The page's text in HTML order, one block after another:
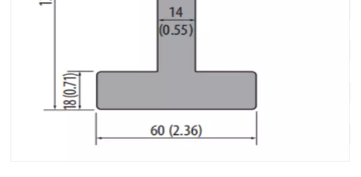
نظام الأداة: يموت نظام أمادا 1-V
نصف القطر: R1.0 ملم
الارتفاع: 120 ملم
الحمولة القصوى: 550 كيلو نيوتن/م
المواد: 42CrMo4